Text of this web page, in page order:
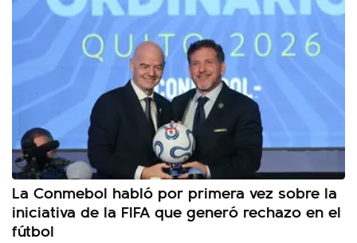
La Conmebol habló por primera vez sobre la
iniciativa de la FIFA que generó rechazo en el
fútbol